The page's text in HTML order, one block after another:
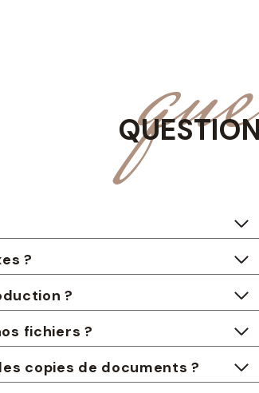
?
?
fichiers ?
pour les copies de documents ?